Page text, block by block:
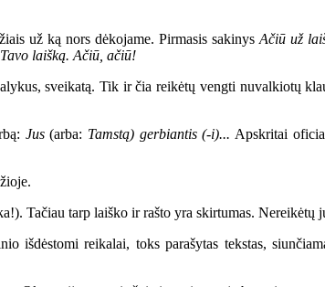
už ką nors dėkojame. Pirmasis sakinysAčiū už
laišką. Ačiū, ačiū!
sveikatą. Tik ir čia reikėtų vengti nuvalkiotų
Jus(arba: Tamstą) gerbiantis (-i)... Apskritai
Tačiau tarp laiško ir rašto yra skirtumas. Nereikėtų
reikalai, toks parašytas tekstas,